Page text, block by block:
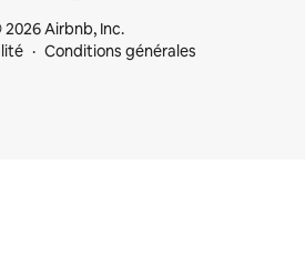
Airbnb, Inc.
Conditions générales